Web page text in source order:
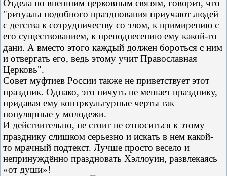
Отдела по внешним церковным связям, говорит, что
"ритуалы подобного празднования приучают людей
с детства к сотрудничеству со злом, к примирению с
его существованием, к преподнесению ему какой-то
дани. А вместо этого каждый должен бороться с ним
и отвергать его, ведь этому учит Православная
Церковь".
Совет муфтиев России также не приветствует этот
праздник. Однако, это ничуть не мешает празднику,
придавая ему контркультурные черты так
популярные у молодежи.
И действительно, не стоит не относиться к этому
празднику слишком серьезно и искать в нем какой-
то мрачный подтекст. Лучше просто весело и
непринуждённо праздновать Хэллоуин, развлекаясь
«от души»!